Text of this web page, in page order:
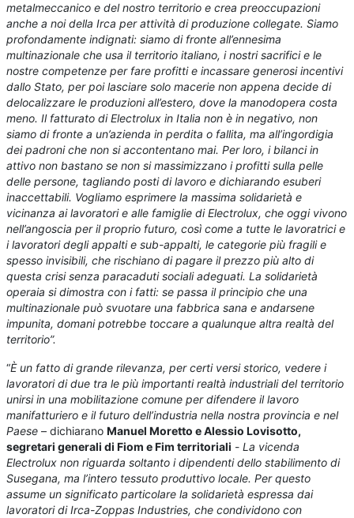
metalmeccanico e del nostro territorio e crea preoccupazioni
anche a noi della Irca per attività di produzione collegate. Siamo
profondamente indignati: siamo di fronte all’ennesima
multinazionale che usa il territorio italiano, i nostri sacrifici e le
nostre competenze per fare profitti e incassare generosi incentivi
dallo Stato, per poi lasciare solo macerie non appena decide di
delocalizzare le produzioni all’estero, dove la manodopera costa
meno. Il fatturato di Electrolux in Italia non è in negativo, non
siamo di fronte a un’azienda in perdita o fallita, ma all’ingordigia
dei padroni che non si accontentano mai. Per loro, i bilanci in
attivo non bastano se non si massimizzano i profitti sulla pelle
delle persone, tagliando posti di lavoro e dichiarando esuberi
inaccettabili. Vogliamo esprimere la massima solidarietà e
vicinanza ai lavoratori e alle famiglie di Electrolux, che oggi vivono
nell’angoscia per il proprio futuro, così come a tutte le lavoratrici e
i lavoratori degli appalti e sub-appalti, le categorie più fragili e
spesso invisibili, che rischiano di pagare il prezzo più alto di
questa crisi senza paracaduti sociali adeguati. La solidarietà
operaia si dimostra con i fatti: se passa il principio che una
multinazionale può svuotare una fabbrica sana e andarsene
impunita, domani potrebbe toccare a qualunque altra realtà del
territorio”.
“È un fatto di grande rilevanza, per certi versi storico, vedere i
lavoratori di due tra le più importanti realtà industriali del territorio
unirsi in una mobilitazione comune per difendere il lavoro
manifatturiero e il futuro dell’industria nella nostra provincia e nel
Paese – dichiaranoManuel Moretto e Alessio Lovisotto,
segretari generali di Fiom e Fim territoriali -La vicenda
Electrolux non riguarda soltanto i dipendenti dello stabilimento di
Susegana, ma l’intero tessuto produttivo locale. Per questo
assume un significato particolare la solidarietà espressa dai
lavoratori di Irca-Zoppas Industries, che condividono con